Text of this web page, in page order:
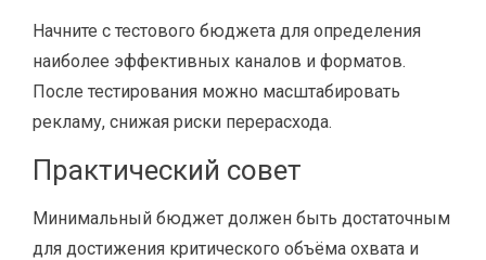
Начните с тестового бюджета для определения
наиболее эффективных каналов и форматов.
После тестирования можно масштабировать
рекламу, снижая риски перерасхода.
Практический совет
Минимальный бюджет должен быть достаточным
для достижения критического объёма охвата и